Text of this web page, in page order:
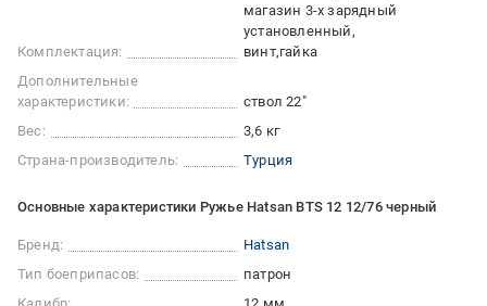
Комплектация:
магазин 3-х зарядный
установленный
винт гайка
Дополнительные
характеристики:
ствол 22"
Вес:
3,6 кг
Страна-производитель:
Турция
Основные характеристики Ружье Hatsan BTS 12 12/76 черный
Бренд:
Hatsan
Тип боеприпасов:
патрон